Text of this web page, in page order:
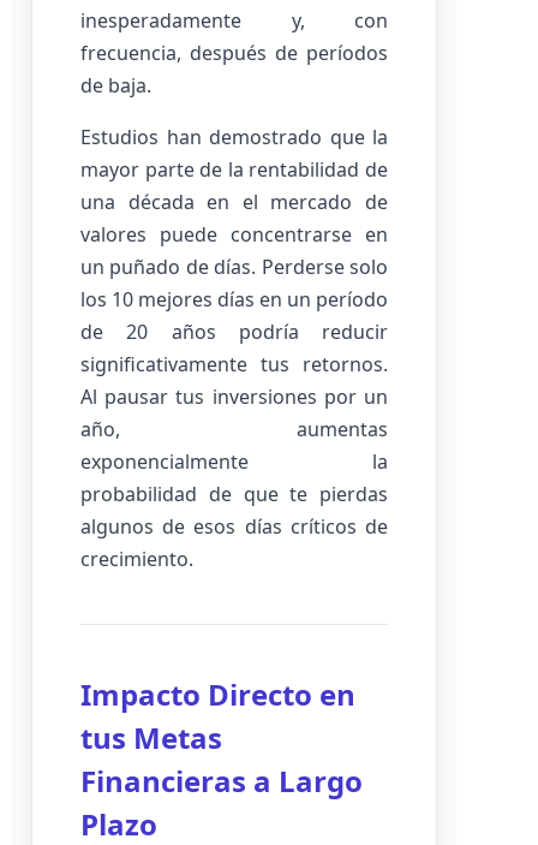
inesperadamente y, con
frecuencia, después de períodos
de baja.
Estudios han demostrado que la
mayor parte de la rentabilidad de
una década en el mercado de
valores puede concentrarse en
un puñado de días. Perderse solo
los 10 mejores días en un período
de 20 años podría reducir
significativamente tus retornos.
Al pausar tus inversiones por un
año, aumentas
exponencialmente la
probabilidad de que te pierdas
algunos de esos días críticos de
crecimiento.
Impacto Directo en
tus Metas
Financieras a Largo
Plazo